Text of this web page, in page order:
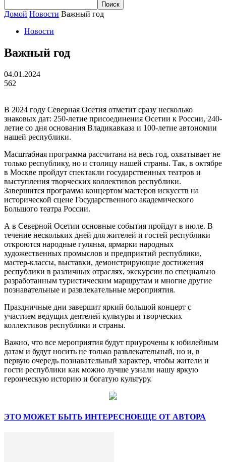
Домой Новости Важный год
Новости
Важный год
04.01.2024
562
В 2024 году Северная Осетия отметит сразу несколько
знаковых дат: 250-летие присоединения Осетии к России, 240-
летие со дня основания Владикавказа и 100-летие автономии
нашей республики.
Масштабная программа рассчитана на весь год, охватывает не
только республику, но и столицу нашей страны. Так, в октябре
в Москве пройдут спектакли государственных театров и
выступления творческих коллективов республики.
Завершится программа концертом мастеров искусств на
исторической сцене Государственного академического
Большого театра России.
А в Северной Осетии основные события пройдут в июле. В
течение нескольких дней для жителей и гостей республики
откроются народные гулянья, ярмарки народных
художественных промыслов и предприятий республики,
мастер-классы, выставки, демонстрирующие достижения
республики в различных отраслях, экскурсии по специально
разработанным туристическим маршрутам и многие другие
познавательные и развлекательные мероприятия.
Праздничные дни завершит яркий большой концерт с
участием ведущих деятелей культуры и творческих
коллективов республики и страны.
Важно, что все мероприятия будут приурочены к юбилейным
датам и будут носить не только развлекательный, но и, в
первую очередь познавательный характер, чтобы жители и
гости республики как можно лучше узнали нашу яркую
героическую историю и богатую культуру.
ЭТО МОЖЕТ БЫТЬ ИНТЕРЕСНОЕЩЕ ОТ АВТОРА